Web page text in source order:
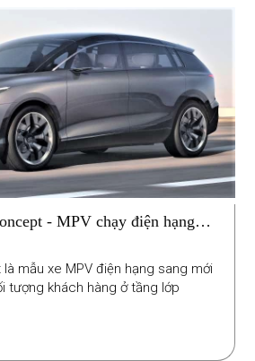
- MPV chạy điện hạng
giàu
mẫu xe MPV điện hạng sang mới
tượng khách hàng ở tầng lớp